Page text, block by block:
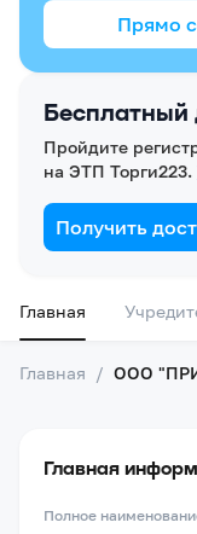
Бесплатный
Пройдите
на ЭТП Торги223.
Получить
Прямо
Главная
Главная / ООО
Главная
Полное